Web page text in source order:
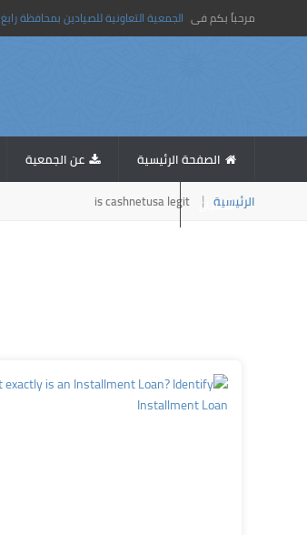
مرحباً بكم فى الجمعية التعاونية للصيادين بمحافظة رابغ
الصفحة الرئيسية عن الجمعية
استبيان
الرئيسية is cashnetusa legit